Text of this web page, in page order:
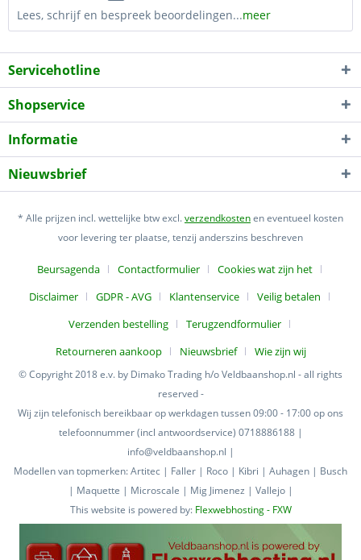
Lees, schrijf en bespreek beoordelingen...meer
Servicehotline
Shopservice
Informatie
Nieuwsbrief
* Alle prijzen incl. wettelijke btw excl.verzendkostenen eventueel kosten
voor levering ter plaatse, tenzij anderszins beschreven
Beursagenda Contactformulier
Cookies wat zijn het
Disclaimer
GDPR - AVG Klantenservice
Veilig betalen
Verzenden bestelling
Terugzendformulier
Retourneren aankoop
Nieuwsbrief Wie zijn wij
© Copyright 2018 e.v. by Dimako Trading h/o Veldbaanshop.nl - all rights
reserved -
Wij zijn telefonisch bereikbaar op werkdagen tussen 09:00 - 17:00 op ons
telefoonnummer (incl antwoordservice) 0718886188 |
info@veldbaanshop.nl |
Modellen van topmerken: Artitec | Faller | Roco | Kibri | Auhagen | Busch
| Maquette | Microscale | Mig Jimenez | Vallejo |
This website is powered by: Flexwebhosting - FXW